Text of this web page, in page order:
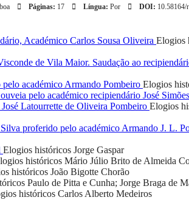
Páginas: 17 Língua: Por DOI:
Académico Carlos Sousa Oliveira Elogios
de Vila Maior. Saudação ao
académico Armando Pombeiro Elogios
pelo académico recipiendário José
Latourrette de Oliveira Pombeiro Elogios
proferido pelo académico Armando J. L.
Elogios históricos Jorge Gaspar
históricos Mário Júlio Brito de Almeida
históricos João Bigotte Chorão
Paulo de Pitta e Cunha; Jorge Braga de
históricos Carlos Alberto Medeiros